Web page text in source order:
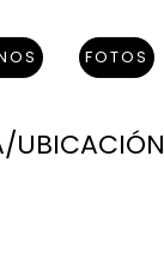
FOTOS
UBICACIÓN